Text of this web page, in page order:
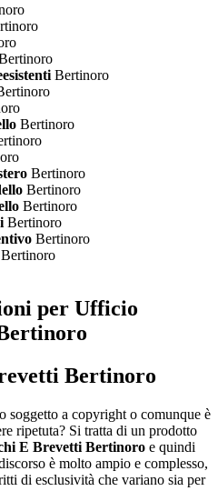
Bertinoro
Bertinoro
Bertinoro
Bertinoro
Bertinoro
Bertinoro
Bertinoro
Bertinoro
per Ufficio
Bertinoro
soggetto a copyright o comunque è
ripetuta? Si tratta di un prodotto
E Brevetti Bertinoro e quindi
è molto ampio e complesso,
di esclusività che variano sia per